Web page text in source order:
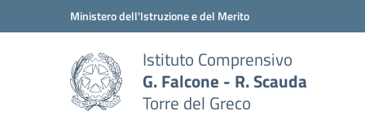
Vai ai contenuti
Vai al menu di navigazioneMinistero dell'Istruzione e del Merito
Istituto Comprensivo
G. Falcone - R. Scauda
Torre del Greco